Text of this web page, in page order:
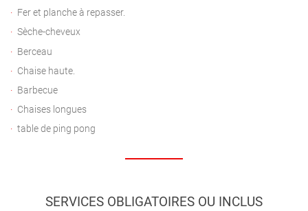
Fer et planche à repasser.
Sèche-cheveux
Berceau
Chaise haute.
Barbecue
Chaises longues
table de ping pong
SERVICES OBLIGATOIRES OU INCLUS